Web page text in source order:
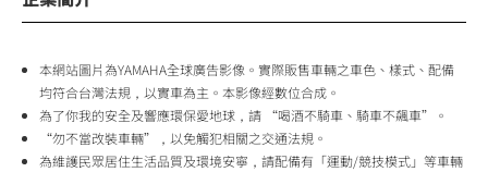
本網站圖片為YAMAHA全球廣告影像。實際販售車輛之車色、樣式、配備
均符合台灣法規，以實車為主。本影像經數位合成。
為了你我的安全及響應環保愛地球，請 “喝酒不騎車、騎車不飆車”。
“勿不當改裝車輛”，以免觸犯相關之交通法規。
為維護民眾居住生活品質及環境安寧，請配備有「運動/競技模式」等車輛